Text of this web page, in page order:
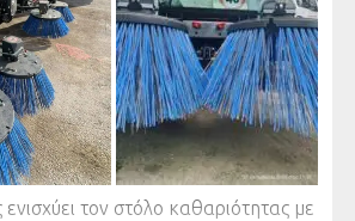
τον στόλο καθαριότητας με